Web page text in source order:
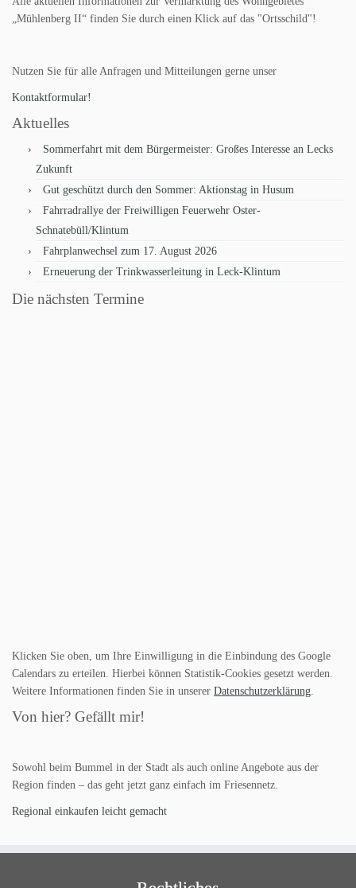
„Mühlenberg II“ finden Sie durch einen Klick auf das "Ortsschild"!
Nutzen Sie für alle Anfragen und Mitteilungen gerne unser
Kontaktformular!
Aktuelles
Sommerfahrt mit dem Bürgermeister: Großes Interesse an Lecks
Zukunft
Gut geschützt durch den Sommer: Aktionstag in Husum
Fahrradrallye der Freiwilligen Feuerwehr Oster-
Schnatebüll/Klintum
Fahrplanwechsel zum 17. August 2026
Erneuerung der Trinkwasserleitung in Leck-Klintum
Die nächsten Termine
Klicken Sie oben, um Ihre Einwilligung in die Einbindung des Google
Calendars zu erteilen. Hierbei können Statistik-Cookies gesetzt werden.
Weitere Informationen finden Sie in unserer Datenschutzerklärung.
Von hier? Gefällt mir!
Sowohl beim Bummel in der Stadt als auch online Angebote aus der
Region finden – das geht jetzt ganz einfach im Friesennetz.
Regional einkaufen leicht gemacht